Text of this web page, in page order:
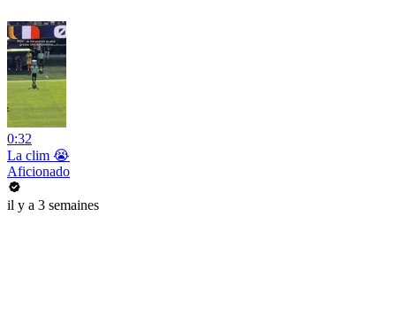
0:32
La clim 😭
Aficionado
il y a 3 semaines